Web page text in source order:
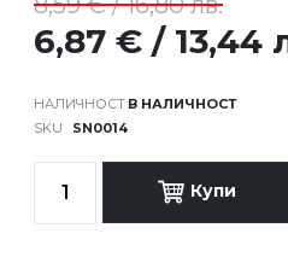
В НАЛИЧНОСТ
SKU
SN0014
6,87 € / 13,44
Купи